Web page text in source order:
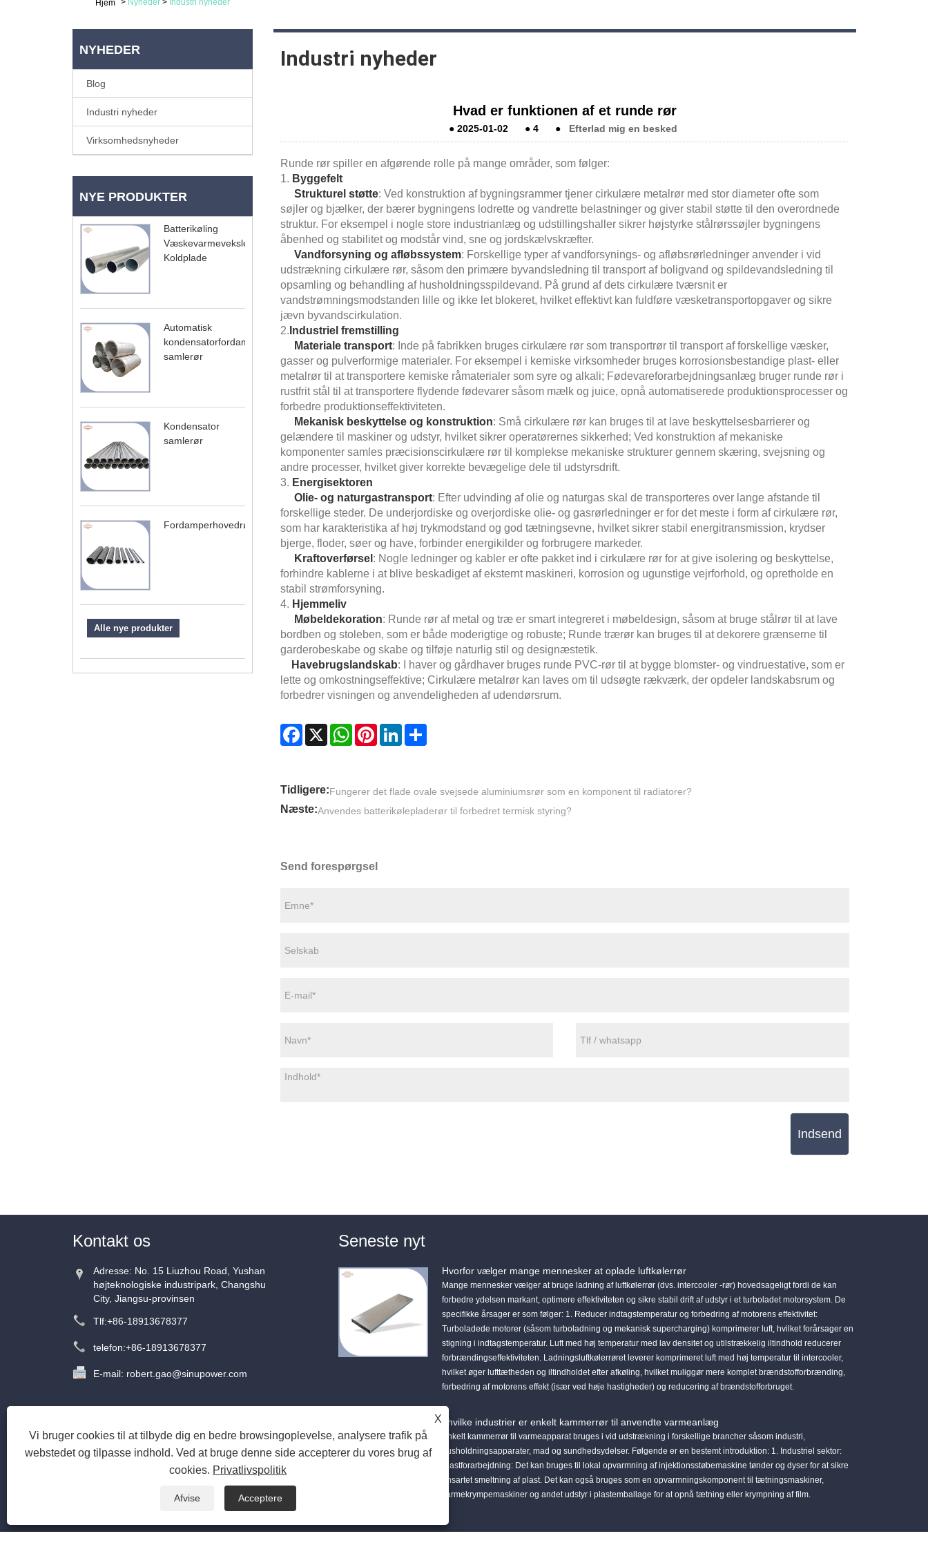
Hjem > Nyheder > Industri nyheder
NYHEDER
Blog
Industri nyheder
Virksomhedsnyheder
NYE PRODUKTER
Batterikøling
Væskevarmeveksler
Koldplade
Automatisk
kondensatorfordamper
samlerør
Kondensator
samlerør
Fordamperhovedrør
Alle nye produkter
Industri nyheder
Hvad er funktionen af ​​et runde rør
● 2025-01-02 ● 4 ● Efterlad mig en besked
Runde rør spiller en afgørende rolle på mange områder, som følger:
1. Byggefelt
Strukturel støtte: Ved konstruktion af bygningsrammer tjener cirkulære metalrør med stor diameter ofte som
søjler og bjælker, der bærer bygningens lodrette og vandrette belastninger og giver stabil støtte til den overordnede
struktur. For eksempel i nogle store industrianlæg og udstillingshaller sikrer højstyrke stålrørssøjler bygningens
åbenhed og stabilitet og modstår vind, sne og jordskælvskræfter.
Vandforsyning og afløbssystem: Forskellige typer af vandforsynings- og afløbsrørledninger anvender i vid
udstrækning cirkulære rør, såsom den primære byvandsledning til transport af boligvand og spildevandsledning til
opsamling og behandling af husholdningsspildevand. På grund af dets cirkulære tværsnit er
vandstrømningsmodstanden lille og ikke let blokeret, hvilket effektivt kan fuldføre væsketransportopgaver og sikre
jævn byvandscirkulation.
2. Industriel fremstilling
Materiale transport: Inde på fabrikken bruges cirkulære rør som transportrør til transport af forskellige væsker,
gasser og pulverformige materialer. For eksempel i kemiske virksomheder bruges korrosionsbestandige plast- eller
metalrør til at transportere kemiske råmaterialer som syre og alkali; Fødevareforarbejdningsanlæg bruger runde rør i
rustfrit stål til at transportere flydende fødevarer såsom mælk og juice, opnå automatiserede produktionsprocesser og
forbedre produktionseffektiviteten.
Mekanisk beskyttelse og konstruktion: Små cirkulære rør kan bruges til at lave beskyttelsesbarrierer og
gelændere til maskiner og udstyr, hvilket sikrer operatørernes sikkerhed; Ved konstruktion af mekaniske
komponenter samles præcisionscirkulære rør til komplekse mekaniske strukturer gennem skæring, svejsning og
andre processer, hvilket giver korrekte bevægelige dele til udstyrsdrift.
3. Energisektoren
Olie- og naturgastransport: Efter udvinding af olie og naturgas skal de transporteres over lange afstande til
forskellige steder. De underjordiske og overjordiske olie- og gasrørledninger er for det meste i form af cirkulære rør,
som har karakteristika af høj trykmodstand og god tætningsevne, hvilket sikrer stabil energitransmission, krydser
bjerge, floder, søer og have, forbinder energikilder og forbrugere markeder.
Kraftoverførsel : Nogle ledninger og kabler er ofte pakket ind i cirkulære rør for at give isolering og beskyttelse,
forhindre kablerne i at blive beskadiget af eksternt maskineri, korrosion og ugunstige vejrforhold, og opretholde en
stabil strømforsyning.
4. Hjemmeliv
Møbeldekoration: Runde rør af metal og træ er smart integreret i møbeldesign, såsom at bruge stålrør til at lave
bordben og stoleben, som er både moderigtige og robuste; Runde trærør kan bruges til at dekorere grænserne til
garderobeskabe og skabe og tilføje naturlig stil og designæstetik.
Havebrugslandskab: I haver og gårdhaver bruges runde PVC-rør til at bygge blomster- og vindruestative, som er
lette og omkostningseffektive; Cirkulære metalrør kan laves om til udsøgte rækværk, der opdeler landskabsrum og
forbedrer visningen og anvendeligheden af ​​udendørsrum.
Facebook
X WhatsAppPinterestLinkedInShare
Tidligere:Fungerer det flade ovale svejsede aluminiumsrør som en komponent til radiatorer?
Næste:Anvendes batterikølepladerør til forbedret termisk styring?
Send forespørgsel
Indsend
Kontakt os
Adresse: No. 15 Liuzhou Road, Yushan
højteknologiske industripark, Changshu
City, Jiangsu-provinsen
Tlf:+86-18913678377
telefon:+86-18913678377
E-mail: robert.gao@sinupower.com
Seneste nyt
Hvorfor vælger mange mennesker at oplade luftkølerrør
Mange mennesker vælger at bruge ladning af luftkølerrør (dvs. intercooler -rør) hovedsageligt fordi de kan
forbedre ydelsen markant, optimere effektiviteten og sikre stabil drift af udstyr i et turboladet motorsystem. De
specifikke årsager er som følger: 1. Reducer indtagstemperatur og forbedring af motorens effektivitet:
Turboladede motorer (såsom turboladning og mekanisk supercharging) komprimerer luft, hvilket forårsager en
stigning i indtagstemperatur. Luft med høj temperatur med lav densitet og utilstrækkelig iltindhold reducerer
forbrændingseffektiviteten. Ladningsluftkølerrøret leverer komprimeret luft med høj temperatur til intercooler,
hvilket øger lufttætheden og iltindholdet efter afkøling, hvilket muliggør mere komplet brændstofforbrænding,
forbedring af motorens effekt (især ved høje hastigheder) og reducering af brændstofforbruget.
I hvilke industrier er enkelt kammerrør til anvendte varmeanlæg
Enkelt kammerrør til varmeapparat bruges i vid udstrækning i forskellige brancher såsom industri,
husholdningsapparater, mad og sundhedsydelser. Følgende er en bestemt introduktion: 1. Industriel sektor:
Plastforarbejdning: Det kan bruges til lokal opvarmning af injektionsstøbemaskine tønder og dyser for at sikre
ensartet smeltning af plast. Det kan også bruges som en opvarmningskomponent til tætningsmaskiner,
varmekrympemaskiner og andet udstyr i plastemballage for at opnå tætning eller krympning af film.
X
Vi bruger cookies til at tilbyde dig en bedre browsingoplevelse, analysere trafik på
webstedet og tilpasse indhold. Ved at bruge denne side accepterer du vores brug af
cookies. Privatlivspolitik
Afvise Acceptere